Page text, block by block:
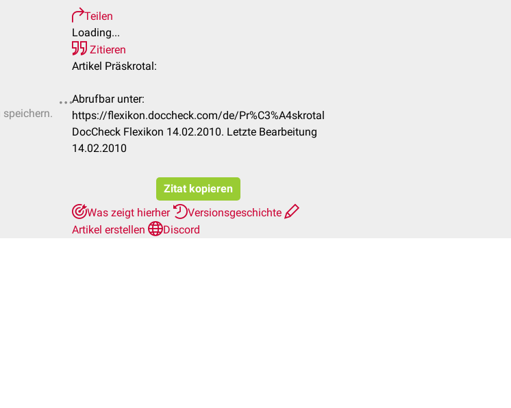
Teilen
Loading...
Zitieren
Artikel Präskrotal:
Abrufbar unter:
https://flexikon.doccheck.com/de/Pr%C3%A4skrotal
DocCheck Flexikon 14.02.2010. Letzte Bearbeitung
14.02.2010
Zitat kopieren
Was zeigt hierher
Versionsgeschichte
Artikel erstellen
Discord